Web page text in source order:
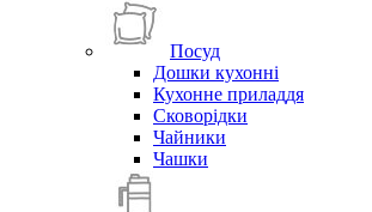
Посуд
Дошки кухонні
Кухонне приладдя
Сковорідки
Чайники
Чашки